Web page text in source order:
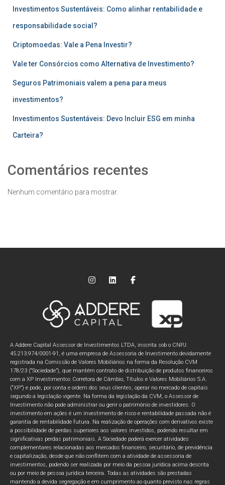
Investimentos Sustentáveis: Como alinhar rentabilidade e
responsabilidade social?
Criptomoedas: Vale a Pena Investir?
Vale ter Consórcios como Alternativa de Investimento?
Seguros Patrimoniais valem a pena para meus
investimentos?
Investimentos Sustentáveis: Devo Incluir ESG em minha
Carteira?
Comentários recentes
Nenhum comentário para mostrar.
A Addere Capital Assessor de Investimentos LTDA, inscrita sob o CNPJ:
45.213.974/0001-91, é uma empresa de Assessoria de Investimento devidamente
registrada na Comissão de Valores Mobiliários na forma da Resolução CVM
178/23 (“Sociedade”), que mantém contrato de distribuição de produtos financeiros
com a XP Investimentos Corretora de Câmbio, Títulos e Valores Mobiliários S.A.
(“XP”) e pode, por conta e ordem dos seus clientes, operar no mercado de capitais
segundo a legislação vigente. Na forma da legislação da CVM, o Assessor de
Investimento não pode administrar ou gerir o patrimônio de investidores. O
investimento em ações é um investimento de risco e rentabilidade passada não é
garantia de rentabilidade futura. Na realização de operações com derivativos existe
a possibilidade de perdas superiores aos valores investidos, podendo resultar em
significativas perdas patrimoniais. A Sociedade poderá exercer atividades
complementares relacionadas aos mercados financeiro, securitário, de previdência
e capitalização, desde que não conflitem com a atividade de assessoria de
investimentos, podendo ser realizada por meio da pessoa jurídica acima descrita
ou por meio de pessoa jurídica terceira. Todas as atividades são prestadas
mantendo a devida segregação e em cumprimento ao quanto previsto nas regras